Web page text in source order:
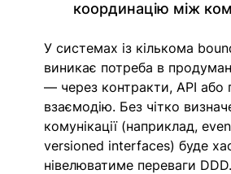
координацію між
У системах із кількома
виникає потреба в
— через контракти, API або
взаємодію. Без чітко
комунікації (наприклад,
versioned interfaces) буде
нівелюватиме переваги